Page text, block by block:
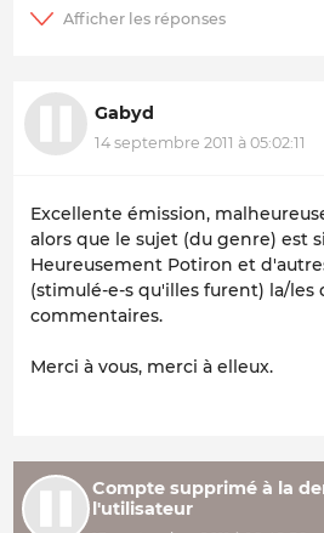
Gabyd
14 septembre 2011 à 05:02:11
Excellente émission,
alors que le sujet (du genre) est
Heureusement Potiron et
(stimulé-e-s qu'illes furent) la/les
commentaires.
Merci à vous, merci à elleux.
Compte supprimé à la
l'utilisateur